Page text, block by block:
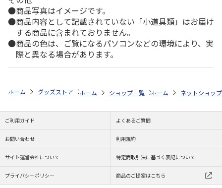
商品写真はイメージです。
商品内容として記載されていない「小道具類」はお届け
する商品に含まれておりません。
商品の色は、ご覧になるパソコンなどの環境により、実
際と異なる場合があります。
ホーム グッズストア スポーツ・スポーツ選手 NPB（日本野球機構）
ホーム ショップ一覧 レッツ 26SNOOPY
ホーム ネットショップ
ご利用ガイド よくあるご質問
お問い合わせ 利用規約
サイト運営会社について 特定商取引法に基づく表記について
プライバシーポリシー 商品のご提案はこちら